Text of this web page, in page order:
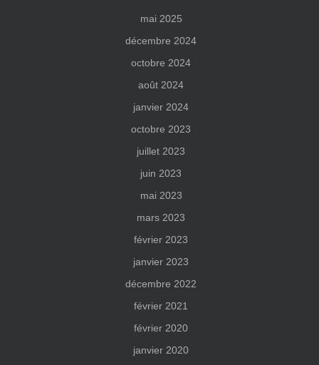
mai 2025
décembre 2024
octobre 2024
août 2024
janvier 2024
octobre 2023
juillet 2023
juin 2023
mai 2023
mars 2023
février 2023
janvier 2023
décembre 2022
février 2021
février 2020
janvier 2020